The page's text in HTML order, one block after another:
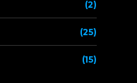
(2)
(25)
(15)